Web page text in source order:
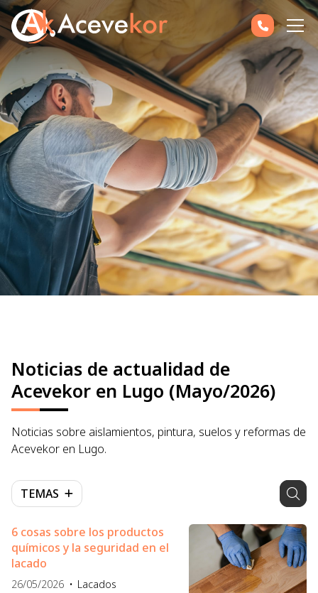
Noticias de actualidad de
Acevekor en Lugo (Mayo/2026)
Noticias sobre aislamientos, pintura, suelos y reformas de
Acevekor en Lugo.
TEMAS
6 cosas sobre los productos
químicos y la seguridad en el
lacado
26/05/2026 Lacados